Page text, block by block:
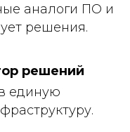
аналоги ПО и
решения.
решений
единую